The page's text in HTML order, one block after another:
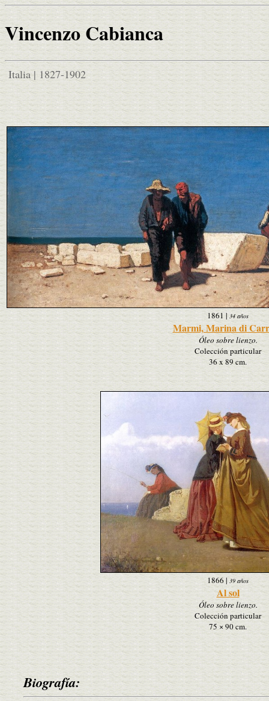
Vincenzo Cabianca
Italia | 1827-1902
1861 | 34 años
Marmi, Marina di
Óleo sobre lienzo.
Colección particular
36 x 89 cm.
1866 |39 años
Al sol
Óleo sobre lienzo.
Colección particular
75 × 90 cm.
Biografía: